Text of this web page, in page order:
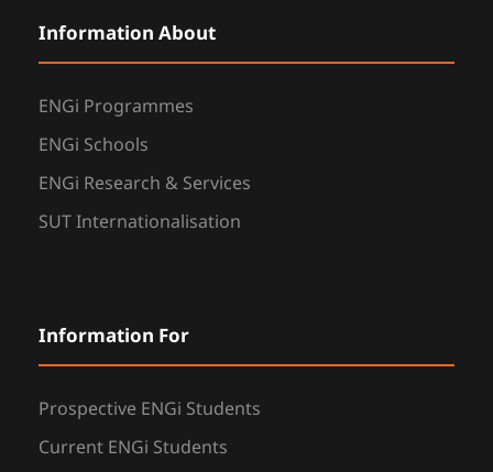
Information About
ENGi Programmes
ENGi Schools
ENGi Research & Services
SUT Internationalisation
Information For
Prospective ENGi Students
Current ENGi Students